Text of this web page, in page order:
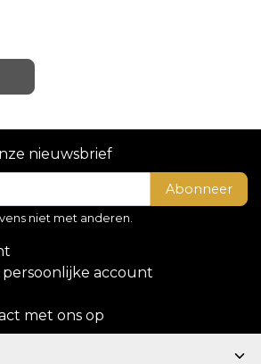
nieuwsbrief
Abonneer
niet met anderen.
persoonlijke account
met ons op